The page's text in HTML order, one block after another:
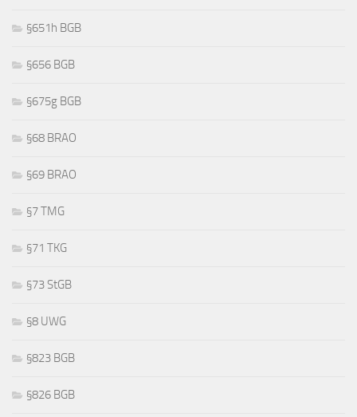
§651h BGB
§656 BGB
§675g BGB
§68 BRAO
§69 BRAO
§7 TMG
§71 TKG
§73 StGB
§8 UWG
§823 BGB
§826 BGB